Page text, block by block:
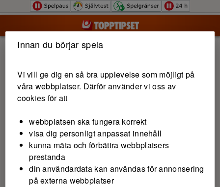
Hoppa till innehåll
Innan du börjar spela
Vi vill ge dig en så bra upplevelse som möjligt på
våra webbplatser. Därför använder vi oss av
cookies för att
webbplatsen ska fungera korrekt
visa dig personligt anpassat innehåll
kunna mäta och förbättra webbplatsers
prestanda
din användardata kan användas för annonsering
på externa webbplatser